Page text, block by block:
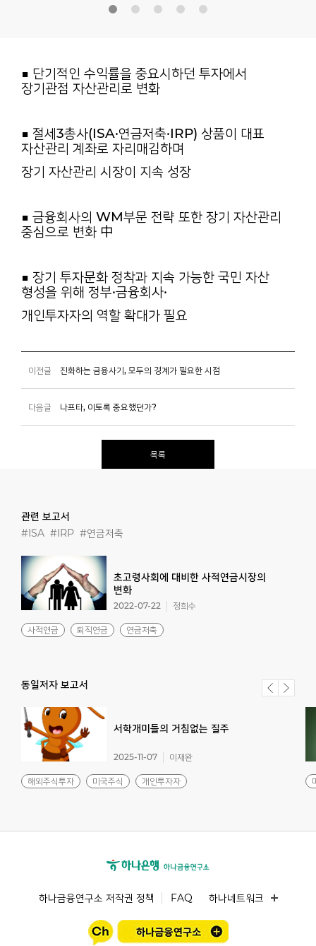
■ 단기적인 수익률을 중요시하던 투자에서
장기관점 자산관리로 변화
■ 절세3총사(ISA·연금저축·IRP) 상품이 대표
자산관리 계좌로 자리매김하며
장기 자산관리 시장이 지속 성장
■ 금융회사의 WM부문 전략 또한 장기 자산관리
중심으로 변화 中
■ 장기 투자문화 정착과 지속 가능한 국민 자산
형성을 위해 정부·금융회사·
개인투자자의 역할 확대가 필요
이전글 진화하는 금융사기, 모두의 경계가 필요한 시점
다음글 나프타, 이토록 중요했던가?
목록
관련 보고서
#ISA #IRP #연금저축
초고령사회에 대비한 사적연금시장의
변화
사적연금 퇴직연금 연금저축
2022-07-22 정희수
동일저자 보고서
서학개미들의 거침없는 질주
해외주식투자 미국주식 개인투자자
2025-11-07 이재완
하나금융연구소 저작권 정책 FAQ 하나네트워크